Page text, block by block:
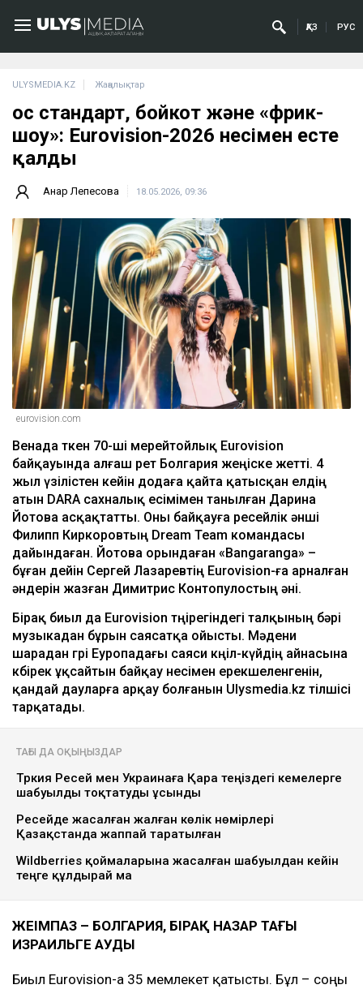
ҚАЗ РУС
ULYSMEDIA.KZ Жаңалықтар
Қос стандарт, бойкот және «фрик-
шоу»: Eurovision-2026 несімен есте
қалды
Анар Лепесова 18.05.2026, 09:36
eurovision.com
Венада өткен 70-ші мерейтойлық Eurovision
байқауында алғаш рет Болгария жеңіске жетті. 4
жыл үзілістен кейін додаға қайта қатысқан елдің
атын DARA сахналық есімімен танылған Дарина
Йотова асқақтатты. Оны байқауға ресейлік әнші
Филипп Киркоровтың Dream Team командасы
дайындаған. Йотова орындаған «Bangaranga» –
бұған дейін Сергей Лазаревтің Eurovision-ға арналған
әндерін жазған Димитрис Контопулостың әні.
Бірақ биыл да Eurovision төңірегіндегі талқының бәрі
музыкадан бұрын саясатқа ойысты. Мәдени
шарадан гөрі Еуропадағы саяси көңіл-күйдің айнасына
көбірек ұқсайтын байқау несімен ерекшеленгенін,
қандай дауларға арқау болғанын Ulysmedia.kz тілшісі
тарқатады.
ТАҒЫ ДА ОҚЫҢЫЗДАР
Түркия Ресей мен Украинаға Қара теңіздегі кемелерге
шабуылды тоқтатуды ұсынды
Ресейде жасалған жалған көлік нөмірлері
Қазақстанда жаппай таратылған
Wildberries қоймаларына жасалған шабуылдан кейін
теңге құлдырай ма
ЖЕҢІМПАЗ – БОЛГАРИЯ, БІРАҚ НАЗАР ТАҒЫ
ИЗРАИЛЬГЕ АУДЫ
Биыл Eurovision-ға 35 мемлекет қатысты. Бұл – соңғы